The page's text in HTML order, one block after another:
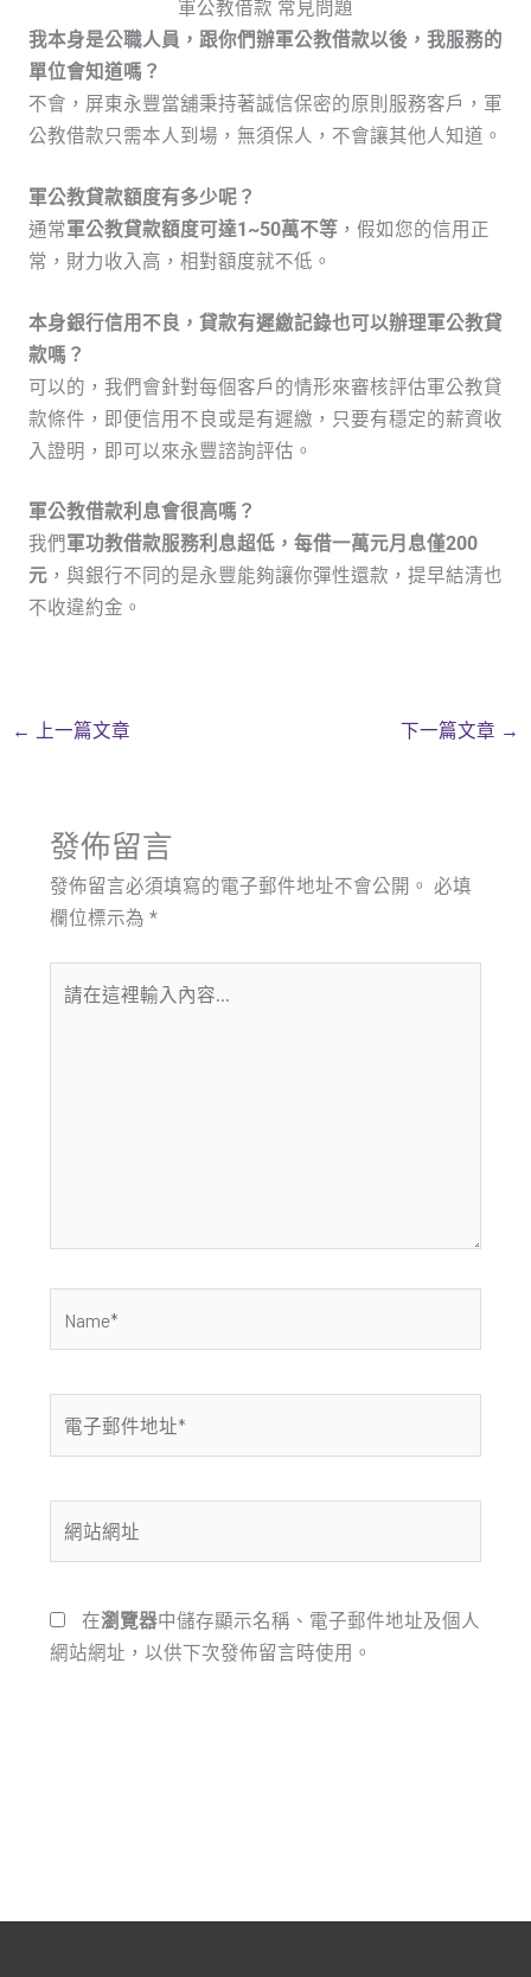
軍公教借款 常見問題
我本身是公職人員，跟你們辦軍公教借款以後，我服務的
單位會知道嗎？
不會，屏東永豐當舖秉持著誠信保密的原則服務客戶，軍
公教借款只需本人到場，無須保人，不會讓其他人知道。
軍公教貸款額度有多少呢？
通常軍公教貸款額度可達1~50萬不等，假如您的信用正
常，財力收入高，相對額度就不低。
本身銀行信用不良，貸款有遲繳記錄也可以辦理軍公教貸
款嗎？
可以的，我們會針對每個客戶的情形來審核評估軍公教貸
款條件，即便信用不良或是有遲繳，只要有穩定的薪資收
入證明，即可以來永豐諮詢評估。
軍公教借款利息會很高嗎？
我們軍功教借款服務利息超低，每借一萬元月息僅200
元，與銀行不同的是永豐能夠讓你彈性還款，提早結清也
不收違約金。
← 上一篇文章 下一篇文章 →
發佈留言
發佈留言必須填寫的電子郵件地址不會公開。 必填
欄位標示為 *
在
子
件
地
址
站
址
在瀏覽器中儲存顯示名稱、電子郵件地址及個人
網站網址，以供下次發佈留言時使用。